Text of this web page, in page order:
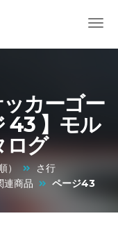
カーゴー
43 】モル
ログ
）
さ行
連商品
ページ43